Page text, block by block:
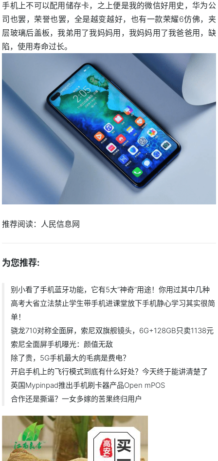
手机上不可以配用储存卡，之上便是我的微信好用史，华为公
司也罢，荣誉也罢，全是越变越好，也有一款荣耀6仿佛，夹
层玻璃后盖板，我弟用了我妈妈用，我妈妈用了我爸爸用，缺
陷，使用寿命过长。
推荐阅读： 人民信息网
为您推荐:
别小看了手机蓝牙功能，它有5大“神奇”用途！你用过其中几种
高考大省立法禁止学生带手机进课堂放下手机静心学习其实很简
单！
骁龙710对称全面屏，索尼双旗舰镜头，6G+128GB只卖1138元
索尼全面屏手机曝光：颜值无敌
除了贵，5G手机最大的毛病是费电？
开启手机上的飞行模式到底有什么好处？今天终于能讲清楚了
英国Mypinpad推出手机刷卡器产品Open mPOS
合作还是撕逼？一女多嫁的苦果终归用户